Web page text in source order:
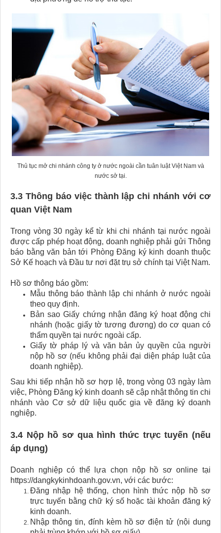
Thủ tục mở chi nhánh công ty ở nước ngoài cần tuân luật Việt Nam và
nước sở tại.
3.3 Thông báo việc thành lập chi nhánh với cơ
quan Việt Nam
Trong vòng 30 ngày kể từ khi chi nhánh tại nước ngoài
được cấp phép hoạt động, doanh nghiệp phải gửi Thông
báo bằng văn bản tới Phòng Đăng ký kinh doanh thuộc
Sở Kế hoạch và Đầu tư nơi đặt trụ sở chính tại Việt Nam.
Hồ sơ thông báo gồm:
Mẫu thông báo thành lập chi nhánh ở nước ngoài
theo quy định.
Bản sao Giấy chứng nhận đăng ký hoạt động chi
nhánh (hoặc giấy tờ tương đương) do cơ quan có
thẩm quyền tại nước ngoài cấp.
Giấy tờ pháp lý và văn bản ủy quyền của người
nộp hồ sơ (nếu không phải đại diện pháp luật của
doanh nghiệp).
Sau khi tiếp nhận hồ sơ hợp lệ, trong vòng 03 ngày làm
việc, Phòng Đăng ký kinh doanh sẽ cập nhật thông tin chi
nhánh vào Cơ sở dữ liệu quốc gia về đăng ký doanh
nghiệp.
3.4 Nộp hồ sơ qua hình thức trực tuyến (nếu
áp dụng)
Doanh nghiệp có thể lựa chọn nộp hồ sơ online tại
https://dangkykinhdoanh.gov.vn, với các bước:
Đăng nhập hệ thống, chọn hình thức nộp hồ sơ
trực tuyến bằng chữ ký số hoặc tài khoản đăng ký
kinh doanh.
Nhập thông tin, đính kèm hồ sơ điện tử (nội dung